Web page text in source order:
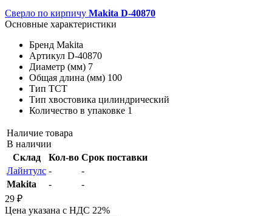
Сверло по кирпичу Makita D-40870
Основные характеристики
Бренд Makita
Артикул D-40870
Диаметр (мм) 7
Общая длина (мм) 100
Тип TCT
Тип хвостовика цилиндрический
Количество в упаковке 1
Наличие товара
В наличии
Склад
Кол-во Срок поставки
Лайнтулс -
-
Makita
-
-
29 ₽
Цена указана с НДС 22%